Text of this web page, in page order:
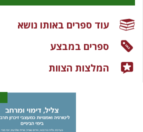
עוד ספרים באותו נושא
ספרים במבצע
המלצות הצוות